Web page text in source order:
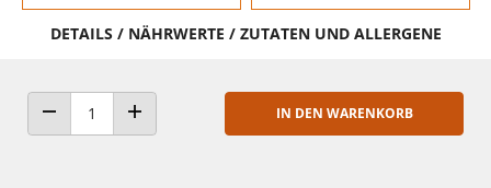
DETAILS / NÄHRWERTE / ZUTATEN UND ALLERGENE
ANZAHL VERRINGERNANZAHL ERHÖHEN
IN DEN WARENKORB